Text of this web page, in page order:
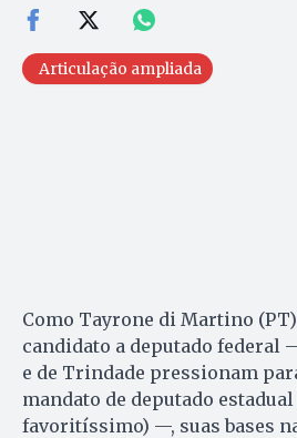
Articulação ampliada
Como Tayrone di Martino
candidato a deputado federal
e de Trindade pressionam
mandato de deputado
favoritíssimo) —, suas bases